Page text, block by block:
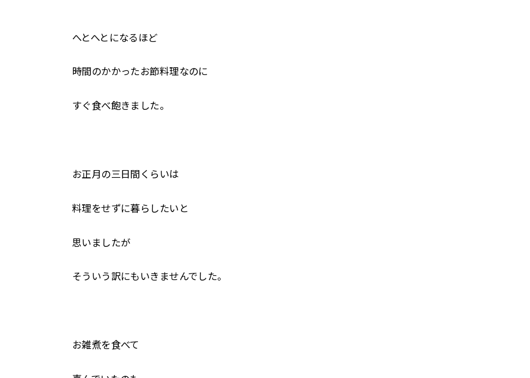
へとへとになるほど
時間のかかったお節料理なのに
すぐ食べ飽きました。
お正月の三日間くらいは
料理をせずに暮らしたいと
思いましたが
そういう訳にもいきませんでした。
お雑煮を食べて